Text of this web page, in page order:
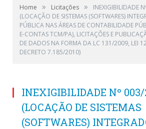
Home » Licitações »
INEXIGIBILIDADE
(LOCAÇÃO DE SISTEMAS (SOFTWARES)
PÚBLICA NAS ÁREAS DE CONTABILIDADE
E-CONTAS TCM/PA), LICITAÇÕES E
DE DADOS NA FORMA DA LC 131/2009, LEI
DECRETO 7.185/2010)
INEXIGIBILIDADE Nº
(LOCAÇÃO DE SISTEMAS
(SOFTWARES)